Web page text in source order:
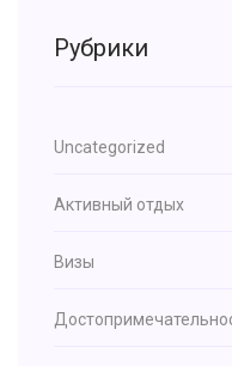
Рубрики
Uncategorized
Активный отдых
Визы